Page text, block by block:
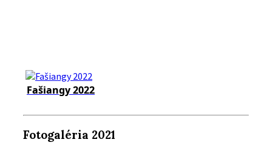
Fašiangy 2022
Fotogaléria 2021